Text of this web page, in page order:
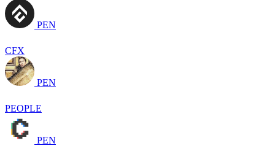
PEN
CFX
PEN
PEOPLE
PEN